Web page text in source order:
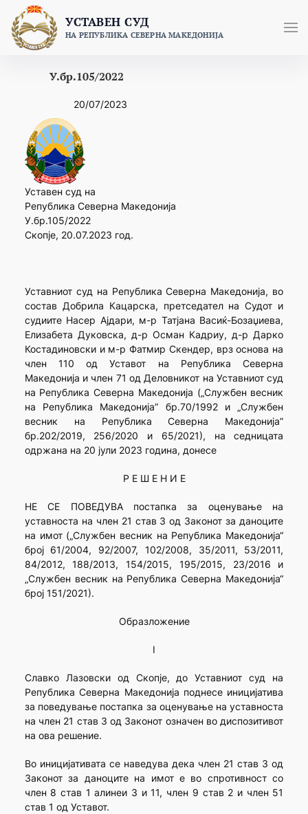
content
УСТАВЕН СУД
НА РЕПУБЛИКА СЕВЕРНА МАКЕДОНИЈА
У.бр.105/2022
20/07/2023
Уставен суд на
Република Северна Македонија
У.бр.105/2022
Скопје, 20.07.2023 год.
Уставниот суд на Република Северна Македонија, во
состав Добрила Кацарска, претседател на Судот и
судиите Насер Ајдари, м-р Татјана Васиќ-Бозаџиева,
Елизабета Дуковска, д-р Осман Кадриу, д-р Дарко
Костадиновски и м-р Фатмир Скендер, врз основа на
член 110 од Уставот на Република Северна
Македонија и член 71 од Деловникот на Уставниот суд
на Република Северна Македонија („Службен весник
на Република Македонија” бр.70/1992 и „Службен
весник на Република Северна Македонија”
бр.202/2019, 256/2020 и 65/2021), на седницата
одржана на 20 јули 2023 година, донесе
Р Е Ш Е Н И Е
НЕ СЕ ПОВЕДУВА постапка за оценување на
уставноста на член 21 став 3 од Законот за даноците
на имот („Службен весник на Република Македонија“
број 61/2004, 92/2007, 102/2008, 35/2011, 53/2011,
84/2012, 188/2013, 154/2015, 195/2015, 23/2016 и
„Службен весник на Република Северна Македонија“
број 151/2021).
Образложение
I
Славко Лазовски од Скопје, до Уставниот суд на
Република Северна Македонија поднесе иницијатива
за поведување постапка за оценување на уставноста
на член 21 став 3 од Законот означен во диспозитивот
на ова решение.
Во иницијативата се наведува дека член 21 став 3 од
Законот за даноците на имот е во спротивност со
член 8 став 1 алинеи 3 и 11, член 9 став 2 и член 51
став 1 од Уставот.